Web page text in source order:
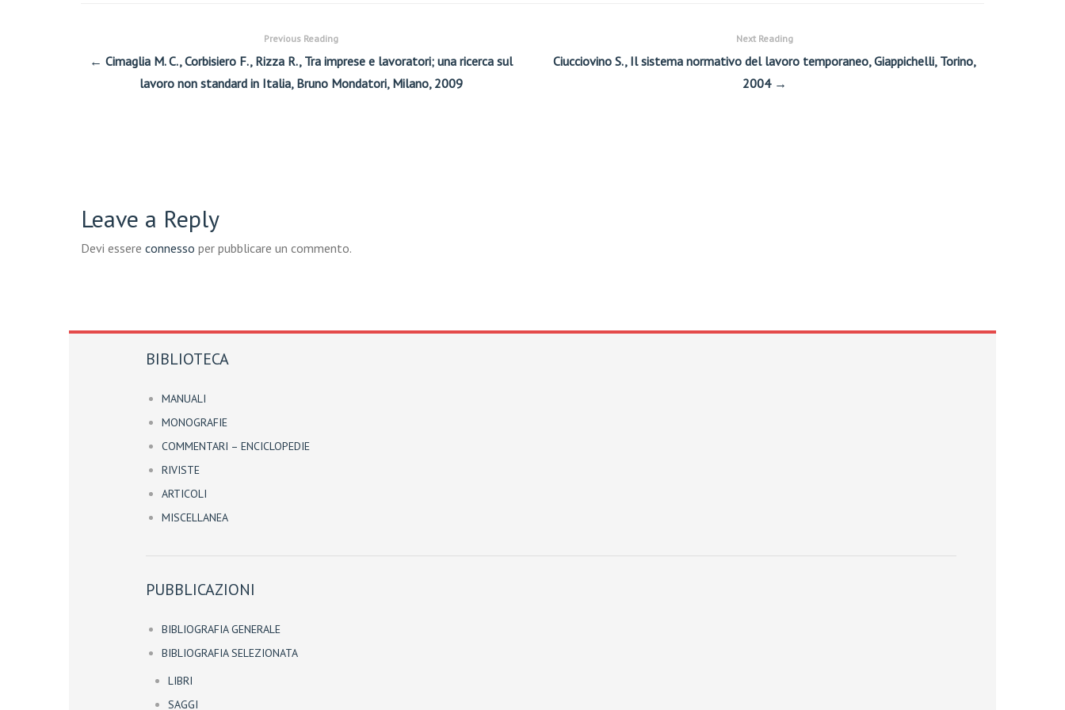
Previous Reading
← Cimaglia M. C., Corbisiero F., Rizza R., Tra imprese e lavoratori; una ricerca sul
lavoro non standard in Italia, Bruno Mondatori, Milano, 2009
Next Reading
Ciucciovino S., Il sistema normativo del lavoro temporaneo, Giappichelli, Torino,
2004 →
Leave a Reply
Devi essere connesso per pubblicare un commento.
BIBLIOTECA
MANUALI
MONOGRAFIE
COMMENTARI – ENCICLOPEDIE
RIVISTE
ARTICOLI
MISCELLANEA
PUBBLICAZIONI
BIBLIOGRAFIA GENERALE
BIBLIOGRAFIA SELEZIONATA
LIBRI
SAGGI